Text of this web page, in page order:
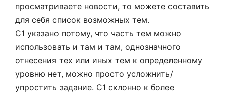
просматриваете новости, то можете составить
для себя список возможных тем.
C1 указано потому, что часть тем можно
использовать и там и там, однозначного
отнесения тех или иных тем к определенному
уровню нет, можно просто усложнить/
упростить задание. С1 склонно к более